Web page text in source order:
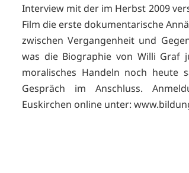
Interview mit der im Herbst 2009
Film die erste dokumentarische
zwischen Vergangenheit und
was die Biographie von Willi Graf
moralisches Handeln noch heute
Gespräch im Anschluss.
Euskirchen online unter: